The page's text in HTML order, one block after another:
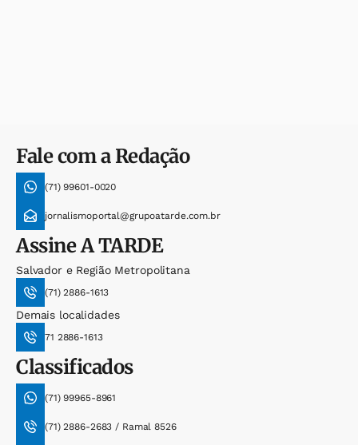
Fale com a Redação
(71) 99601-0020
jornalismoportal@grupoatarde.com.br
AssineA TARDE
Salvador e Região Metropolitana
(71) 2886-1613
Demais localidades
71 2886-1613
Classificados
(71) 99965-8961
(71) 2886-2683 / Ramal 8526